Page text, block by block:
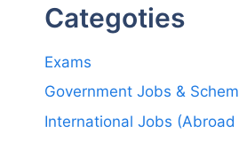
Categoties
Exams
Government Jobs &
International Jobs (Abroad